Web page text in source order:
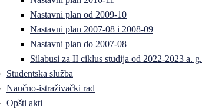
Nastavni plan od 2009-10
Nastavni plan 2007-08 i 2008-09
Nastavni plan do 2007-08
Silabusi za II ciklus studija od 2022-2023 a. g.
Studentska služba
Naučno-istraživački rad
Opšti akti